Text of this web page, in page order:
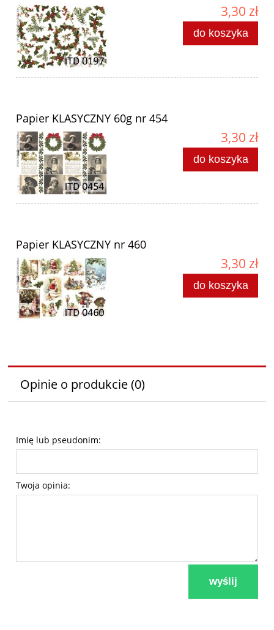
3,30 zł
do koszyka
Papier KLASYCZNY 60g nr 454
3,30 zł
do koszyka
Papier KLASYCZNY nr 460
3,30 zł
do koszyka
Opinie o produkcie (0)
Imię lub pseudonim:
Twoja opinia:
wyślij